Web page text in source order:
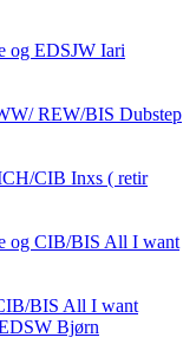
og EDSJW Iari
REW/BIS Dubstep
CIB Inxs ( retir
og CIB/BIS All I want
BIS All I want
Bjørn